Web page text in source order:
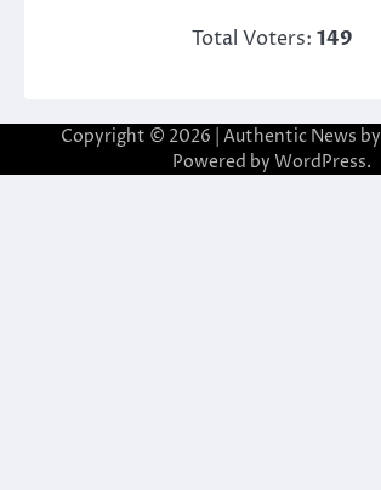
Total Voters: 149
Copyright © 2026 | Authentic News by
Powered by WordPress.